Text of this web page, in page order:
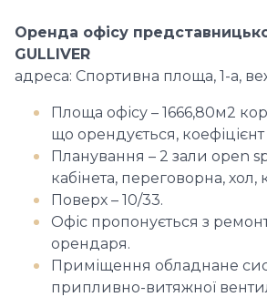
Оренда офісу
GULLIVER
адреса: Спортивна площа, 1-а,
Площа офісу – 1666,80м2
що орендується,
Планування – 2 зали open
кабінета, переговорна, хол,
Поверх – 10/33.
Офіс пропонується з
орендаря.
Приміщення обладнане
припливно-витяжної